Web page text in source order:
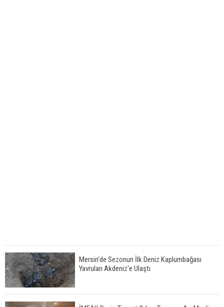
Mersin'de Sezonun İlk Deniz Kaplumbağası
Yavruları Akdeniz'e Ulaştı